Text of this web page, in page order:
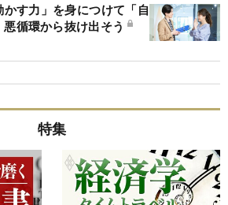
かす力」を身につけて「自
循環から抜け出そう
特集